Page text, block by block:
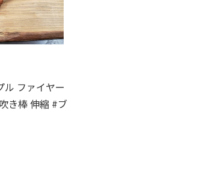
ル ファイヤー
き棒 伸縮 #ブ